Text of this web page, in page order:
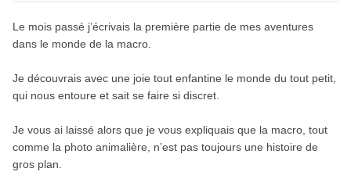
Le mois passé j’écrivais la première partie de mes aventures
dans le monde de la macro.
Je découvrais avec une joie tout enfantine le monde du tout petit,
qui nous entoure et sait se faire si discret.
Je vous ai laissé alors que je vous expliquais que la macro, tout
comme la photo animalière, n’est pas toujours une histoire de
gros plan.